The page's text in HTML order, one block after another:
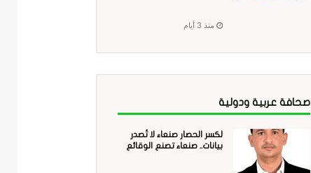
منذ 3 أيام
صحافة عربية ودولية
لكسر الحصار صنعاء لا تُصدر
بيانات.. صنعاء تصنع الوقائع